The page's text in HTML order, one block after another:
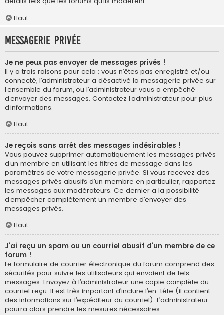
Haut
Messagerie privée
Je ne peux pas envoyer de messages privés !
Il y a trois raisons pour cela : vous n’êtes pas enregistré et/ou
connecté, l’administrateur a désactivé la messagerie privée sur
l’ensemble du forum, ou l’administrateur vous a empêché
d’envoyer des messages. Contactez l’administrateur pour plus
d’informations.
Haut
Je reçois sans arrêt des messages indésirables !
Vous pouvez supprimer automatiquement les messages privés
d’un membre en utilisant les filtres de message dans les
paramètres de votre messagerie privée. Si vous recevez des
messages privés abusifs d’un membre en particulier, rapportez
les messages aux modérateurs. Ce dernier a la possibilité
d’empêcher complètement un membre d’envoyer des
messages privés.
Haut
J’ai reçu un spam ou un courriel abusif d’un membre de ce
forum !
Le formulaire de courrier électronique du forum comprend des
sécurités pour suivre les utilisateurs qui envoient de tels
messages. Envoyez à l’administrateur une copie complète du
courriel reçu. Il est très important d’inclure l’en-tête (il contient
des informations sur l’expéditeur du courriel). L’administrateur
pourra alors prendre les mesures nécessaires.